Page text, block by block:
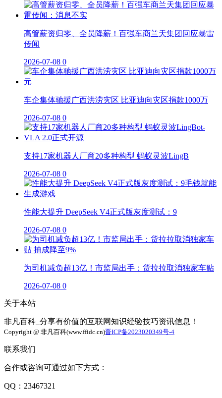
高管薪资归零、全员降薪！百强车商兰天集团回应暴雷
传闻
2026-07-08 0
车企集体驰援广西洪涝灾区 比亚迪向灾区捐款1000万
2026-07-08 0
支持17家机器人厂商20多种构型 蚂蚁灵波LingB
2026-07-08 0
性能大提升 DeepSeek V4正式版灰度测试：9
2026-07-08 0
为司机减负超13亿！市监局出手：货拉拉取消独家车贴
2026-07-08 0
关于本站
非凡百科_分享有价值的互联网知识经验技巧资讯信息！
Copyright @ 非凡百科(www.ffidc.cn)晋ICP备2023020349号-4
联系我们
合作或咨询可通过如下方式：
QQ：23467321